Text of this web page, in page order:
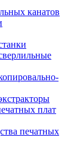
канатов
плат
печатных